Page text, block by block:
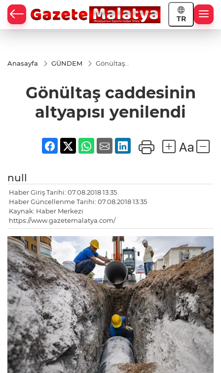
TR
Anasayfa GÜNDEM
Gönültaş
Gönültaş caddesinin
altyapısı yenilendi
null
Haber Giriş Tarihi: 07.08.2018 13:35
Haber Güncellenme Tarihi: 07.08.2018 13:35
Kaynak: Haber Merkezi
https://www.gazetemalatya.com/